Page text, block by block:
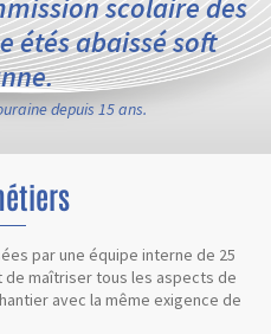
scolaire des
étés abaissé soft
depuis 15 ans.
par une équipe interne de 25
maîtriser tous les aspects de
avec la même exigence de